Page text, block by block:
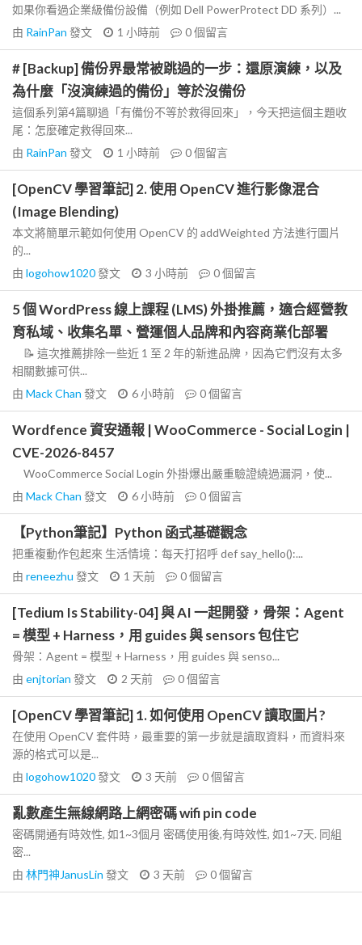
如果你看過企業級備份設備（例如 Dell PowerProtect DD 系列）...
由 RainPan 發文 1 小時前 0個留言
# [Backup] 備份界最常被跳過的一步：還原演練，以及
為什麼「沒演練過的備份」等於沒備份
這個系列第4篇聊過「有備份不等於救得回來」，今天把這個主題收
尾：怎麼確定救得回來...
由 RainPan 發文 1 小時前 0個留言
[OpenCV 學習筆記] 2. 使用 OpenCV 進行影像混合
(Image Blending)
本文將簡單示範如何使用 OpenCV 的 addWeighted 方法進行圖片
的...
由 logohow1020發文 3 小時前 0個留言
5 個 WordPress 線上課程 (LMS) 外掛推薦，適合經營教
育私域、收集名單、營運個人品牌和內容商業化部署
📝 這次推薦排除一些近 1 至 2 年的新進品牌，因為它們沒有太多
相關數據可供...
由 Mack Chan 發文 6 小時前 0個留言
Wordfence 資安通報 | WooCommerce - Social Login |
CVE-2026-8457
WooCommerce Social Login 外掛爆出嚴重驗證繞過漏洞，使...
由 Mack Chan 發文 6 小時前 0個留言
【Python筆記】Python 函式基礎觀念
把重複動作包起來 生活情境：每天打招呼 def say_hello():...
由 reneezhu 發文 1 天前 0個留言
[Tedium Is Stability-04] 與 AI 一起開發，骨架：Agent
= 模型 + Harness，用 guides 與 sensors 包住它
骨架：Agent = 模型 + Harness，用 guides 與 senso...
由 enjtorian 發文 2 天前 0個留言
[OpenCV 學習筆記] 1. 如何使用 OpenCV 讀取圖片?
在使用 OpenCV 套件時，最重要的第一步就是讀取資料，而資料來
源的格式可以是...
由 logohow1020發文 3 天前 0個留言
亂數產生無線網路上網密碼 wifi pin code
密碼開通有時效性, 如1~3個月 密碼使用後,有時效性, 如1~7天. 同組
密...
由 林門神JanusLin 發文 3 天前 0個留言